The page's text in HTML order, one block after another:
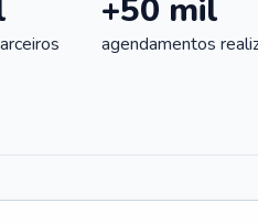
+50 mil
agendamentos